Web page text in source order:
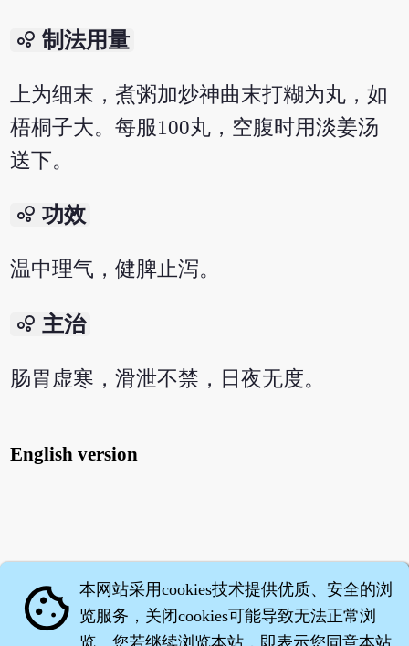
bubble_chart 制法用量
上为细末，煮粥加炒神曲末打糊为丸，如
梧桐子大。每服100丸，空腹时用淡姜汤
送下。
bubble_chart 功效
温中理气，健脾止泻。
bubble_chart 主治
肠胃虚寒，滑泄不禁，日夜无度。
English version
cookie 本网站采用cookies技术提供优质、安全的浏
览服务，关闭cookies可能导致无法正常浏
览。您若继续浏览本站，即表示您同意本站